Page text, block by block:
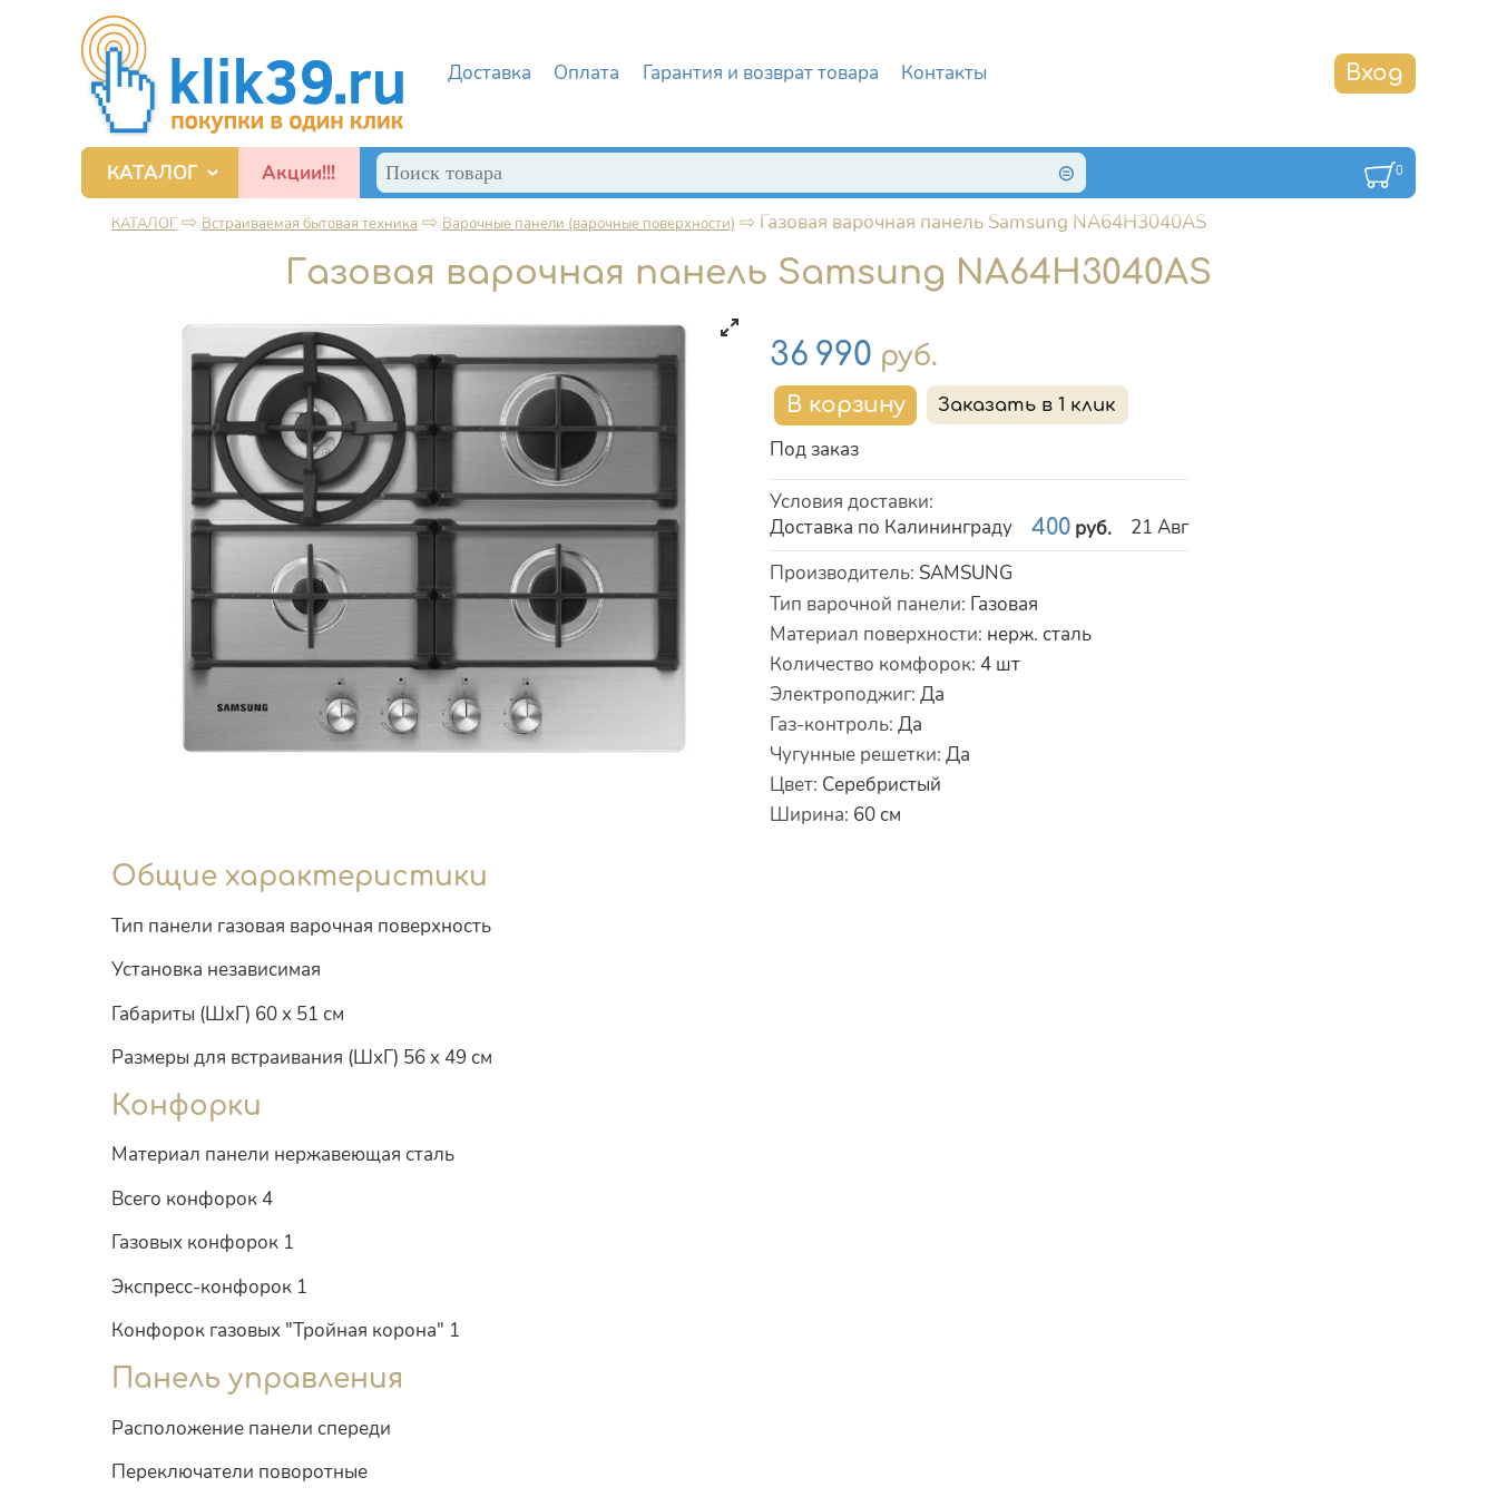
Перейти к основному содержанию
Доставка Оплата Гарантия и возврат товара Контакты
КАТАЛОГ Акции!!! Форма поиска
Поиск 0
Вы здесь
КАТАЛОГ⇨ Встраиваемая бытовая техника ⇨ Варочные панели (варочные поверхности) ⇨ Газовая варочная панель Samsung NA64H3040AS
Газовая варочная панель Samsung NA64H3040AS
Цена
36 990 руб.
Под заказ
Условия доставки:
Доставка по Калининграду
400 руб.
21 Авг
Характеристики
Производитель: SAMSUNG
Тип варочной панели: Газовая
Материал поверхности: нерж. сталь
Количество комфорок: 4 шт
Электроподжиг: Да
Газ-контроль: Да
Чугунные решетки: Да
Цвет: Серебристый
Ширина: 60см
Общие характеристики
Тип панели газовая варочная поверхность
Установка независимая
Габариты (ШхГ) 60 x 51 см
Размеры для встраивания (ШхГ) 56 x 49 см
Конфорки
Материал панели нержавеющая сталь
Всего конфорок 4
Газовых конфорок 1
Экспресс-конфорок 1
Конфорок газовых "Тройная корона" 1
Панель управления
Расположение панели спереди
Переключатели поворотные